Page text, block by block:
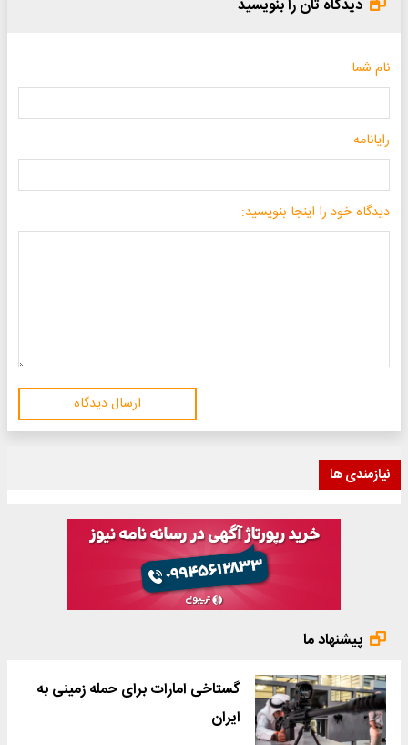
دیدگاه تان را بنویسید
نام شما
رایانامه
دیدگاه خود را اینجا بنویسید:
ارسال دیدگاه
نیازمندی ها
پیشنهاد ما
گستاخی امارات برای حمله زمینی به
ایران